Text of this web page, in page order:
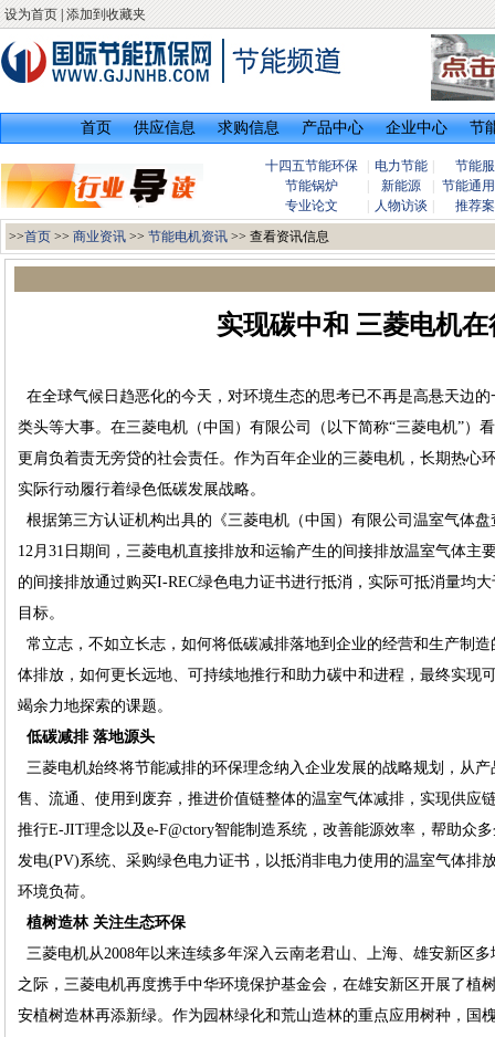
设为首页 添加到收藏夹
首页 供应信息 求购信息 产品中心 企业中心 节
十四五节能环保 电力节能
节能
节能锅炉
新能源
节能通
专业论文
人物访谈
推荐
>>首页>> 商业资讯>> 节能电机资讯>> 查看资讯信息
实现碳中和 三菱电机在
在全球气候日趋恶化的今天，对环境生态的思考已不再是高悬天边
类头等大事。在三菱电机（中国）有限公司（以下简称“三菱电机”）
更肩负着责无旁贷的社会责任。作为百年企业的三菱电机，长期热心
实际行动履行着绿色低碳发展战略。
根据第三方认证机构出具的《三菱电机（中国）有限公司温室气体盘
12月31日期间，三菱电机直接排放和运输产生的间接排放温室气体主
的间接排放通过购买I-REC绿色电力证书进行抵消，实际可抵消量均
目标。
常立志，不如立长志，如何将低碳减排落地到企业的经营和生产制
体排放，如何更长远地、可持续地推行和助力碳中和进程，最终实现
竭余力地探索的课题。
低碳减排 落地源头
三菱电机始终将节能减排的环保理念纳入企业发展的战略规划，从
售、流通、使用到废弃，推进价值链整体的温室气体减排，实现供应
推行E-JIT理念以及e-F@ctory智能制造系统，改善能源效率，帮助众
发电(PV)系统、采购绿色电力证书，以抵消非电力使用的温室气体排
环境负荷。
植树造林 关注生态环保
三菱电机从2008年以来连续多年深入云南老君山、上海、雄安新区
之际，三菱电机再度携手中华环境保护基金会，在雄安新区开展了植
安植树造林再添新绿。作为园林绿化和荒山造林的重点应用树种，国